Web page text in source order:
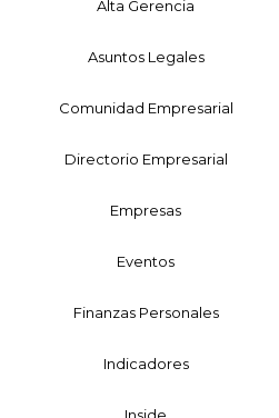
Alta Gerencia
Asuntos Legales
Comunidad Empresarial
Directorio Empresarial
Empresas
Eventos
Finanzas Personales
Indicadores